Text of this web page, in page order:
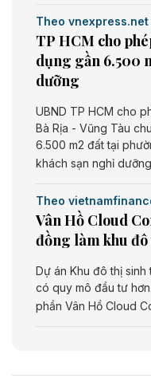
Theo vnexpress.net
TP HCM cho
dụng gần 6.500
dưỡng
UBND TP HCM cho
Bà Rịa - Vũng Tàu
6.500 m2 đất tại
khách sạn nghỉ
Theo
Vân Hồ Cloud
đồng làm khu đô
Dự án Khu đô thị sinh
có quy mô đầu tư
phần Vân Hồ Cloud